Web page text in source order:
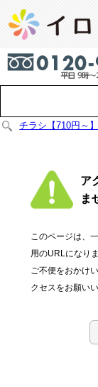
チラシ【710円～】
ア
ま
このページは、
用のURLになりま
ご不便をおかけ
クセスをお願い